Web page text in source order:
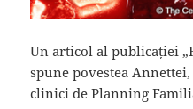
Un articol al publicației
spune povestea
clinici de Planning